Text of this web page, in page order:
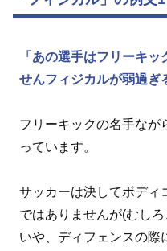
「あの選手はフリーキ
せんフィジカルが弱過ぎ
フリーキックの名手なが
っています。
サッカーは決してボディ
ではありませんが(むし
いや、ディフェンスの際